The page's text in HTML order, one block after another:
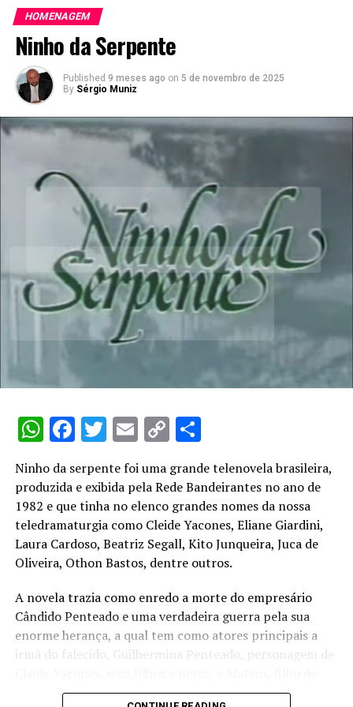
Clodovil tratando sobre moda, Ala Szerman sobre
Educação física e Marta Suplicy sobre sexologia e
comportamento. Inesquecível.
Menino de 9 anos, perto de completar os 10, não perdia
o quadro. Afinal, não se falava sobre sexo nessa época, o
de então, na TV.
É dessa época um tema que me acompanhou por muito
tempo: a crise dos 40 anos.
HOMENAGEM
Ninho da Serpente
Published 9 meses ago on 5 de novembro de 2025
By Sérgio Muniz
WhatsApp
Facebook
Twitter
Email
CopyShare
Ninho da serpente foi uma grande telenovela brasileira,
produzida e exibida pela Rede Bandeirantes no ano de
1982 e que tinha no elenco grandes nomes da nossa
teledramaturgia como Cleide Yacones, Eliane Giardini,
Laura Cardoso, Beatriz Segall, Kito Junqueira, Juca de
Oliveira, Othon Bastos, dentre outros.
A novela trazia como enredo a morte do empresário
Cândido Penteado e uma verdadeira guerra pela sua
enorme herança, a qual tem como atores principais a
irmã do falecido, Guilhermina Penteado, personagem de
falecido, o qual só encontra apoio em sua tia Maria Clara